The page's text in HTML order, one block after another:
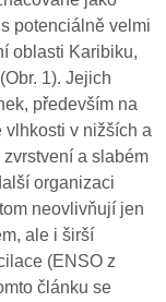
potenciálně velmi
oblasti Karibiku,
1). Jejich
především na
vlhkosti v nižších a
a slabém
organizaci
neovlivňují jen
ale i širší
(ENSO z
článku se